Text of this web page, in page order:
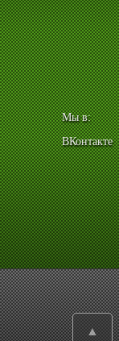
Мы в:
ВКонтакте
▲